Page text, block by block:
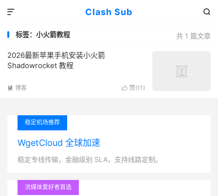
Clash Sub 

共 1 篇文章
标签：小火箭教程
2026最新苹果手机安装小火箭
Shadowrocket 教程
 赞(11 )
 博客
稳定机场推荐
WgetCloud 全球加速
稳定专线传输，金融级别 SLA，支持线路定制。
流媒体爱好者首选